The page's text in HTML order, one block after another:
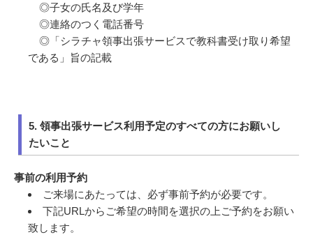
◎子女の氏名及び学年
◎連絡のつく電話番号
◎「シラチャ領事出張サービスで教科書受け取り希望
である」旨の記載
5. 領事出張サービス利用予定のすべての方にお願いし
たいこと
事前の利用予約
ご来場にあたっては、必ず事前予約が必要です。
下記URLからご希望の時間を選択の上ご予約をお願い
致します。